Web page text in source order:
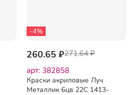
-4%
260.65 ₽271.64 ₽
арт: 382858
Краски акриловые Луч
Металлик 6цв 22С 1413-